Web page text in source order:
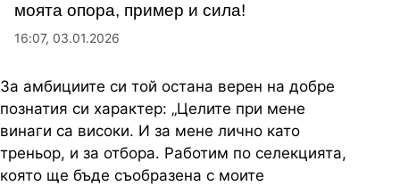
моята опора, пример и сила!
16:07, 03.01.2026
За амбициите си той остана верен на добре
познатия си характер: „Целите при мене
винаги са високи. И за мене лично като
треньор, и за отбора. Работим по селекцията,
която ще бъде съобразена с моите